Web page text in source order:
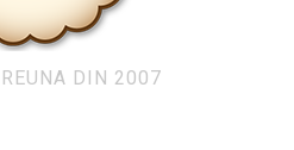
DIN 2007